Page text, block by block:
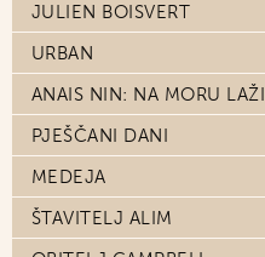
JULIEN BOISVERT
URBAN
ANAIS NIN: NA MORU LAŽI
PJEŠČANI DANI
MEDEJA
ŠTAVITELJ ALIM